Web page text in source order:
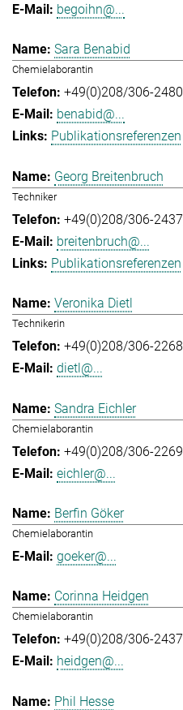
begoihn@...
Sara Benabid
Chemielaborantin
+49(0)208/306-2480
benabid@...
Publikationsreferenzen
Georg Breitenbruch
Techniker
+49(0)208/306-2437
breitenbruch@...
Publikationsreferenzen
Veronika Dietl
Technikerin
+49(0)208/306-2268
dietl@...
Sandra Eichler
Chemielaborantin
+49(0)208/306-2269
eichler@...
Berfin Göker
Chemielaborantin
goeker@...
Corinna Heidgen
Chemielaborantin
+49(0)208/306-2437
heidgen@...
Phil Hesse